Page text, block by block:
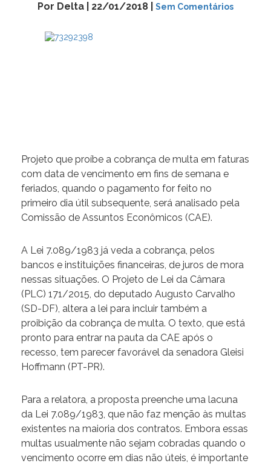
Por Delta | 22/01/2018 | Sem Comentários
Projeto que proíbe a cobrança de multa em faturas
com data de vencimento em fins de semana e
feriados, quando o pagamento for feito no
primeiro dia útil subsequente, será analisado pela
Comissão de Assuntos Econômicos (CAE).
A Lei 7.089/1983 já veda a cobrança, pelos
bancos e instituições financeiras, de juros de mora
nessas situações. O Projeto de Lei da Câmara
(PLC) 171/2015, do deputado Augusto Carvalho
(SD-DF), altera a lei para incluir também a
proibição da cobrança de multa. O texto, que está
pronto para entrar na pauta da CAE após o
recesso, tem parecer favorável da senadora Gleisi
Hoffmann (PT-PR).
Para a relatora, a proposta preenche uma lacuna
da Lei 7.089/1983, que não faz menção às multas
existentes na maioria dos contratos. Embora essas
multas usualmente não sejam cobradas quando o
vencimento ocorre em dias não úteis, é importante